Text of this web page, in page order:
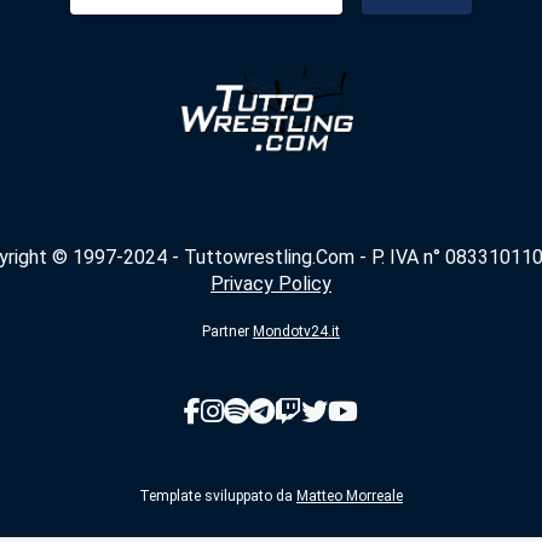
© 1997-2024 - Tuttowrestling.Com - P. IVA n°
Privacy Policy
Partner Mondotv24.it
Template sviluppato da Matteo Morreale